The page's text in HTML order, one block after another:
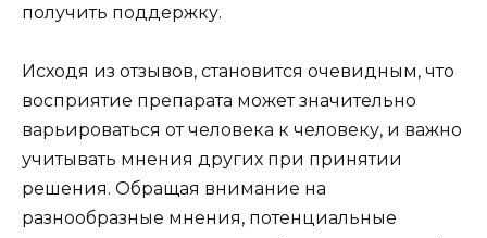
получить поддержку.
Исходя из отзывов, становится очевидным, что
восприятие препарата может значительно
варьироваться от человека к человеку, и важно
учитывать мнения других при принятии
решения. Обращая внимание на
разнообразные мнения, потенциальные